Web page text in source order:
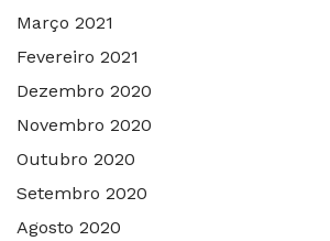
Março 2021
Fevereiro 2021
Dezembro 2020
Novembro 2020
Outubro 2020
Setembro 2020
Agosto 2020